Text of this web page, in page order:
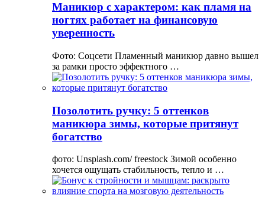
Маникюр с характером: как пламя на
ногтях работает на финансовую
уверенность
Фото: Соцсети Пламенный маникюр давно вышел
за рамки просто эффектного …
Позолотить ручку: 5 оттенков
маникюра зимы, которые притянут
богатство
фото: Unsplash.com/ freestock Зимой особенно
хочется ощущать стабильность, тепло и …